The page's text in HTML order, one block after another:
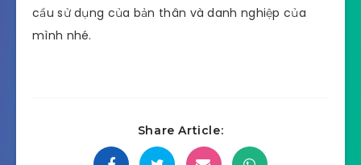
cầu sử dụng của bản thân và danh nghiệp của
mình nhé.
Share Article: